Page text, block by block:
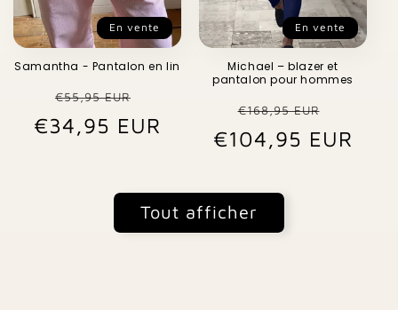
En vente
Samantha - Pantalon en lin
Prix
habituel
€55,95 EUR
promotionnel
€34,95 EUR
En vente
Michael – blazer et
pantalon pour hommes
Prix
habituel
€168,95 EUR
€104,95 EUR
Tout afficher